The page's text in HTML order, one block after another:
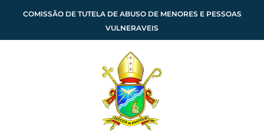
COMISSÃO DE TUTELA DE ABUSO DE MENORES E PESSOAS
VULNERAVEIS